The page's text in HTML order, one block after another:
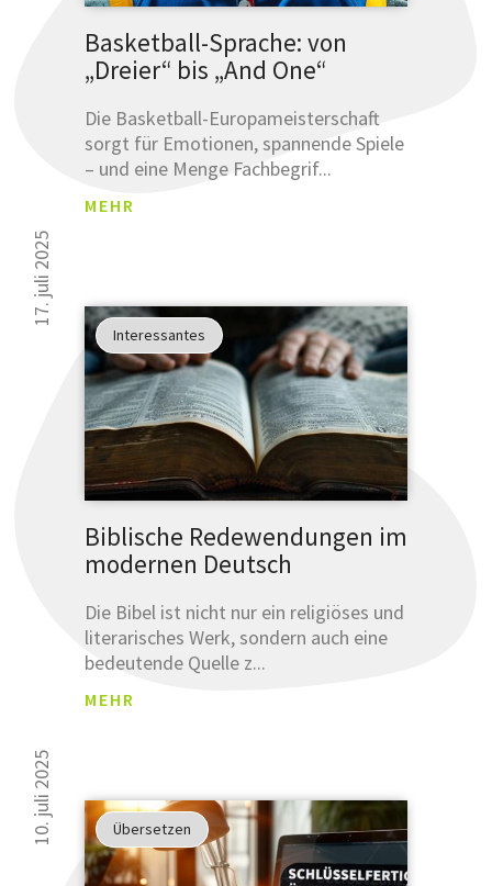
Basketball-Sprache: von
„Dreier“ bis „And One“
Die Basketball-Europameisterschaft
sorgt für Emotionen, spannende Spiele
– und eine Menge Fachbegrif...
MEHR
17. juli 2025
Interessantes
Biblische Redewendungen im
modernen Deutsch
Die Bibel ist nicht nur ein religiöses und
literarisches Werk, sondern auch eine
bedeutende Quelle z...
MEHR
10. juli 2025 Übersetzen
Klicken und